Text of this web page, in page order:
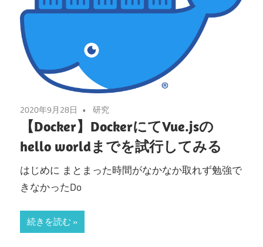
2020年9月28日 研究
【Docker】DockerにてVue.jsの
hello worldまでを試行してみる
はじめに まとまった時間がなかなか取れず勉強で
きなかったDo
続きを読む